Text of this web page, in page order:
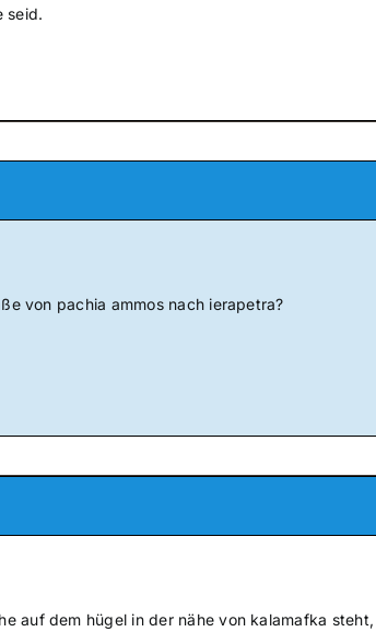
seid.
von pachia ammos nach ierapetra?
auf dem hügel in der nähe von kalamafka